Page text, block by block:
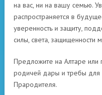
на вас, ни на вашу семью.
распространяется в
уверенность и защиту,
силы, света, защищенности
Предложите на Алтаре
родичей дары и требы
Прародителя.